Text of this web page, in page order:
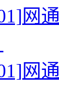
网
网